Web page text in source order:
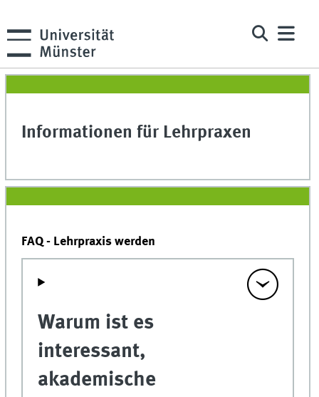
Informationen für Lehrpraxen
FAQ - Lehrpraxis werden
Warum ist es
interessant,
akademische